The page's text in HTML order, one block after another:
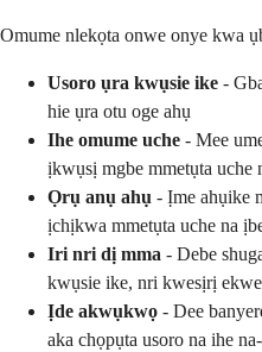
Omume nlekọta onwe onye kwa
Usoro ụra kwụsie ike -
hie ụra otu oge ahụ
Ihe omume uche - Mee
ịkwụsị mgbe mmetụta uche
Ọrụ anụ ahụ - Ịme ahụike
ịchịkwa mmetụta uche na
Iri nri dị mma - Debe
kwụsie ike, nri kwesịrị
Ịde akwụkwọ - Dee
aka chọpụta usoro na ihe